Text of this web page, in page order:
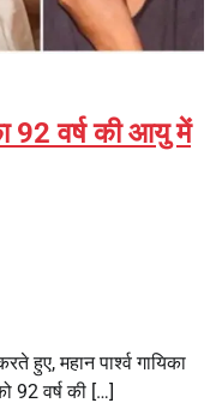
92 वर्ष की आयु में
हुए, महान पार्श्व गायिका
92 वर्ष की […]